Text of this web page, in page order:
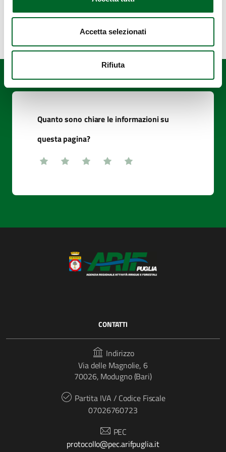
Accetta selezionati
Rifiuta
Quanto sono chiare le informazioni su
questa pagina?
CONTATTI
Indirizzo
Via delle Magnolie, 6
70026, Modugno (Bari)
Partita IVA / Codice Fiscale
07026760723
PEC
protocollo@pec.arifpuglia.it